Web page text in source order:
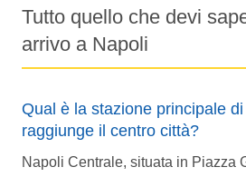
Tutto quello che devi
arrivo a Napoli
Qual è la stazione principale
raggiunge il centro città?
Napoli Centrale, situata in Piazza